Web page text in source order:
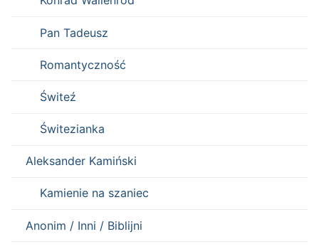
Pan Tadeusz
Romantyczność
Świteź
Świtezianka
Aleksander Kamiński
Kamienie na szaniec
Anonim / Inni / Biblijni